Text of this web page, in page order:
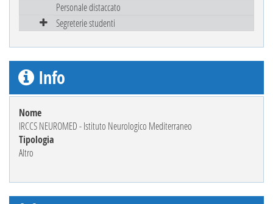
Personale distaccato
Segreterie studenti
Info
Nome
IRCCS NEUROMED - Istituto Neurologico Mediterraneo
Tipologia
Altro